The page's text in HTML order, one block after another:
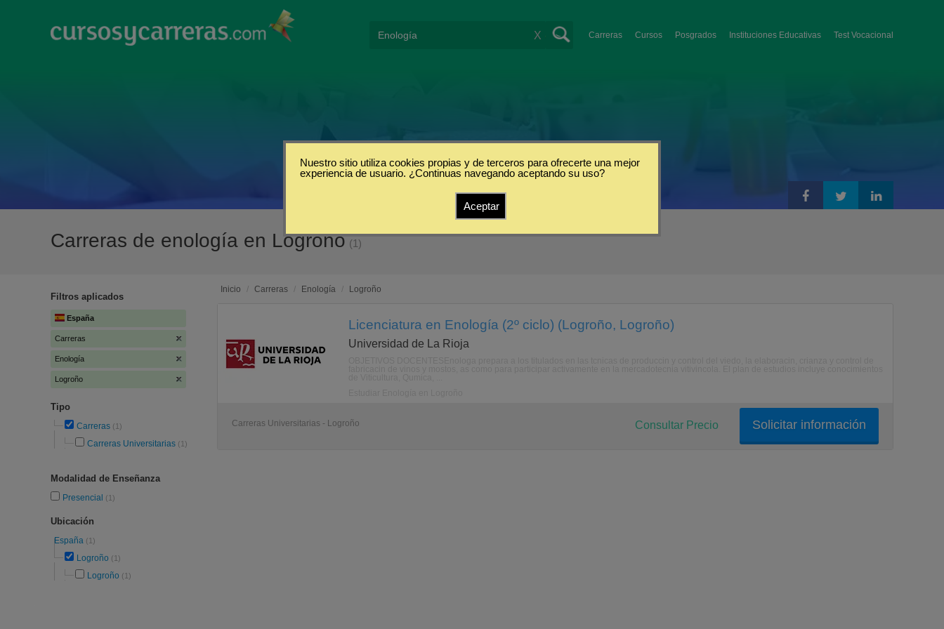
Carreras Cursos Posgrados Instituciones Educativas Test Vocacional
X
Carreras de enología en Logroño (1)
Filtros aplicados
España
Carreras
Enología
Logroño
Tipo
Carreras (1)
Carreras Universitarias (1)
Modalidad de Enseñanza
Presencial (1)
Ubicación
España (1)
Logroño (1)
Logroño (1)
Inicio / Carreras / Enología / Logroño
Licenciatura en Enología (2º ciclo) (Logroño, Logroño)
Universidad de La Rioja
Carreras Universitarias - Logroño Solicitar información
Consultar Precio
Nuestro sitio utiliza cookies propias y de terceros para ofrecerte una mejor
experiencia de usuario. ¿Continuas navegando aceptando su uso?
Aceptar